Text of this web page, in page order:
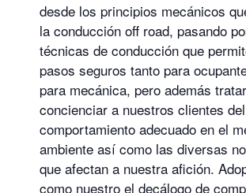
desde los principios mecánicos
la conducción off road, pasando
técnicas de conducción que
pasos seguros tanto para
para mecánica, pero además
concienciar a nuestros clientes del
comportamiento adecuado en el
ambiente así como las diversas
que afectan a nuestra afición.
como nuestro el decálogo de